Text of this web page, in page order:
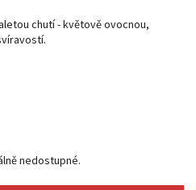
chutí - květově ovocnou,
nedostupné.